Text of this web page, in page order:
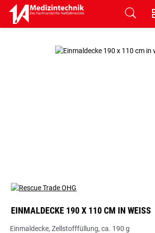
V
EINMALDECKE 190 X 110 CM IN WEISS
Einmaldecke, Zellstofffüllung, ca. 190 g